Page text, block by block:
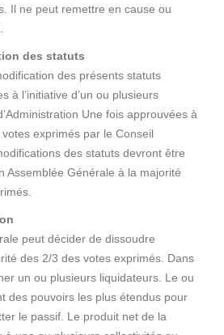
Il ne peut remettre en cause ou
des statuts
des présents statuts
à l’initiative d’un ou plusieurs
Une fois approuvées à
exprimés par le Conseil
des statuts devront être
Assemblée Générale à la majorité
peut décider de dissoudre
des 2/3 des votes exprimés. Dans
un ou plusieurs liquidateurs. Le ou
des pouvoirs les plus étendus pour
le passif. Le produit net de la